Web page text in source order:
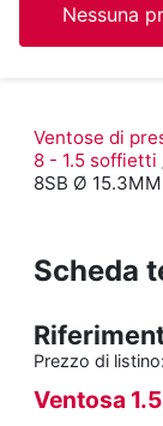
Nessuna
Ventose di
8 - 1.5 soffietti
8SB Ø 15.3MM
Scheda
Prezzo di listino:
Ventosa